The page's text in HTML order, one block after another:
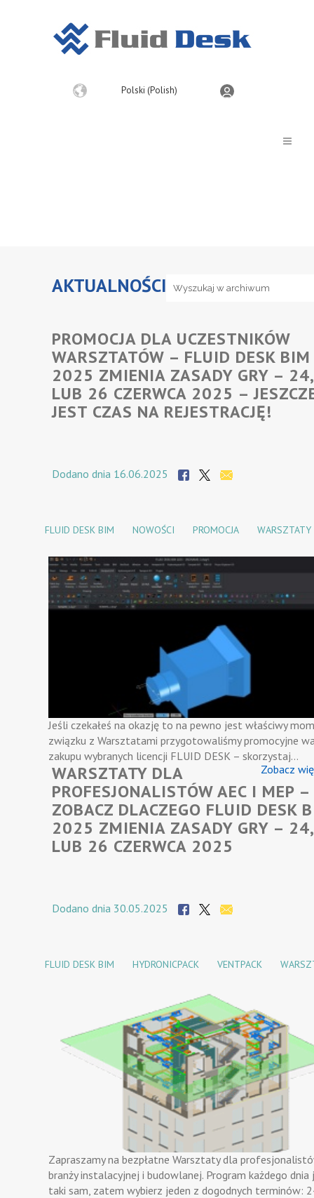
Wybierz
Polski (Polish)
AKTUALNOŚCI
PROMOCJA DLA UCZESTNIKÓW
WARSZTATÓW – FLUID DESK BIM
2025 ZMIENIA ZASADY GRY –
LUB 26 CZERWCA 2025 –
JEST CZAS NA REJESTRACJĘ!
Dodano dnia 16.06.2025
FLUID DESK BIM NOWOŚCI PROMOCJA WARSZTATY
Jeśli czekałeś na okazję to na pewno jest właściwy
związku z Warsztatami przygotowaliśmy promocyjne
zakupu wybranych licencji FLUID DESK – skorzystaj…
Zobacz
WARSZTATY DLA
PROFESJONALISTÓW AEC I MEP –
ZOBACZ DLACZEGO FLUID DESK
2025 ZMIENIA ZASADY GRY –
LUB 26 CZERWCA 2025
Dodano dnia 30.05.2025
FLUID DESK BIM HYDRONICPACK VENTPACK
Zapraszamy na bezpłatne Warsztaty dla
branży instalacyjnej i budowlanej. Program każdego dnia
taki sam, zatem wybierz jeden z dogodnych terminów: